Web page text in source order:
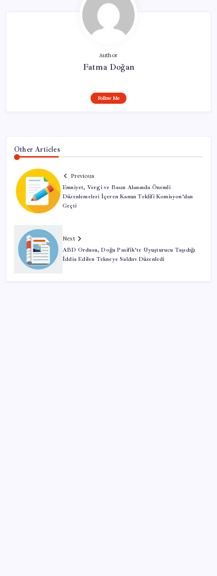
Author
Fatma Doğan
Follow Me
Other Articles
Previous
Emniyet, Vergi ve Basın Alanında Önemli
Düzenlemeleri İçeren Kanun Teklifi Komisyon’dan
Geçti
Next
ABD Ordusu, Doğu Pasifik’te Uyuşturucu Taşıdığı
İddia Edilen Tekneye Saldırı Düzenledi